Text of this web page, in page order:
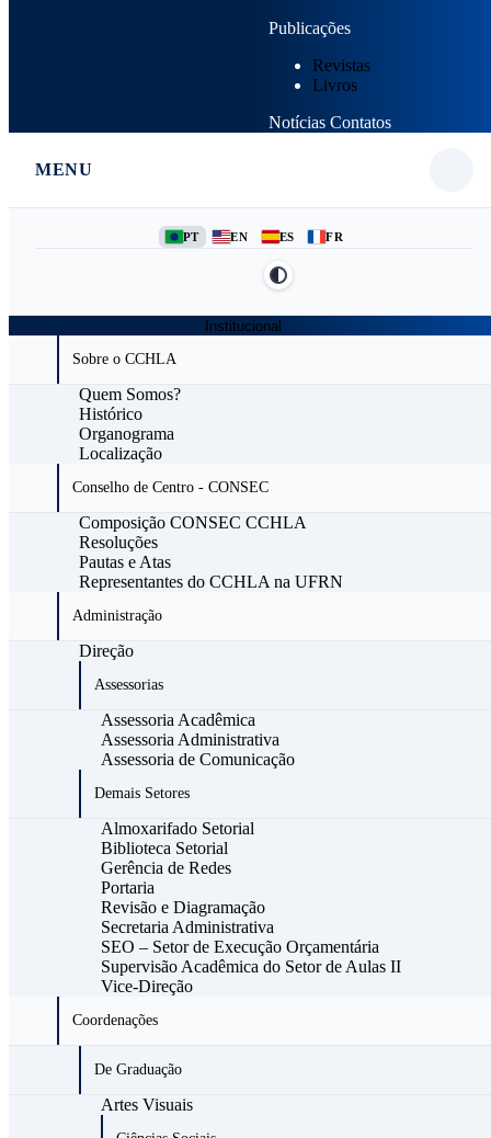
Publicações
Revistas
Livros
Notícias Contatos
MENU
PT EN ES FR
Institucional
Sobre o CCHLA
Quem Somos?
Histórico
Organograma
Localização
Conselho de Centro - CONSEC
Composição CONSEC CCHLA
Resoluções
Pautas e Atas
Representantes do CCHLA na UFRN
Administração
Direção
Assessorias
Assessoria Acadêmica
Assessoria Administrativa
Assessoria de Comunicação
Demais Setores
Almoxarifado Setorial
Biblioteca Setorial
Gerência de Redes
Portaria
Revisão e Diagramação
Secretaria Administrativa
SEO – Setor de Execução Orçamentária
Supervisão Acadêmica do Setor de Aulas II
Vice-Direção
Coordenações
De Graduação
Artes Visuais